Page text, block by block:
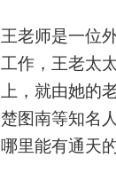
王老师是一位
工作，王老太
上，就由她的
楚图南等知名
哪里能有通天